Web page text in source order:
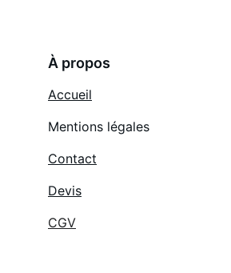
À propos
Mentions légales
Devis
Contact
Accueil
CGV